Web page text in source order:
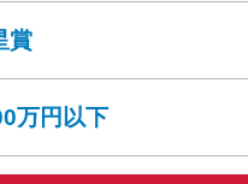
賞
万円以下